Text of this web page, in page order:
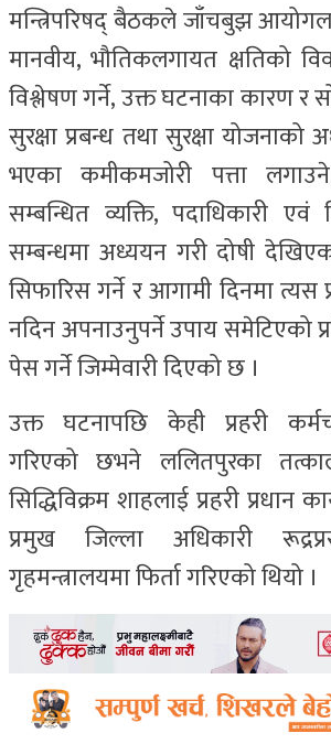
मन्त्रिपरिषद् बैठकले जाँचबुझ
मानवीय, भौतिकलगायत क्षतिको
विश्लेषण गर्ने, उक्त घटनाका कारण र
सुरक्षा प्रबन्ध तथा सुरक्षा योजनाको
भएका कमीकमजोरी पत्ता
सम्बन्धित व्यक्ति, पदाधिकारी
सम्बन्धमा अध्ययन गरी दोषी
सिफारिस गर्ने र आगामी दिनमा त्यस
नदिन अपनाउनुपर्ने उपाय समेटिएको
पेस गर्ने जिम्मेवारी दिएको छ ।
उक्त घटनापछि केही प्रहरी
गरिएको छभने ललितपुरका
सिद्धिविक्रम शाहलाई प्रहरी प्रधान
प्रमुख जिल्ला अधिकारी
गृहमन्त्रालयमा फिर्ता गरिएको थियो ।